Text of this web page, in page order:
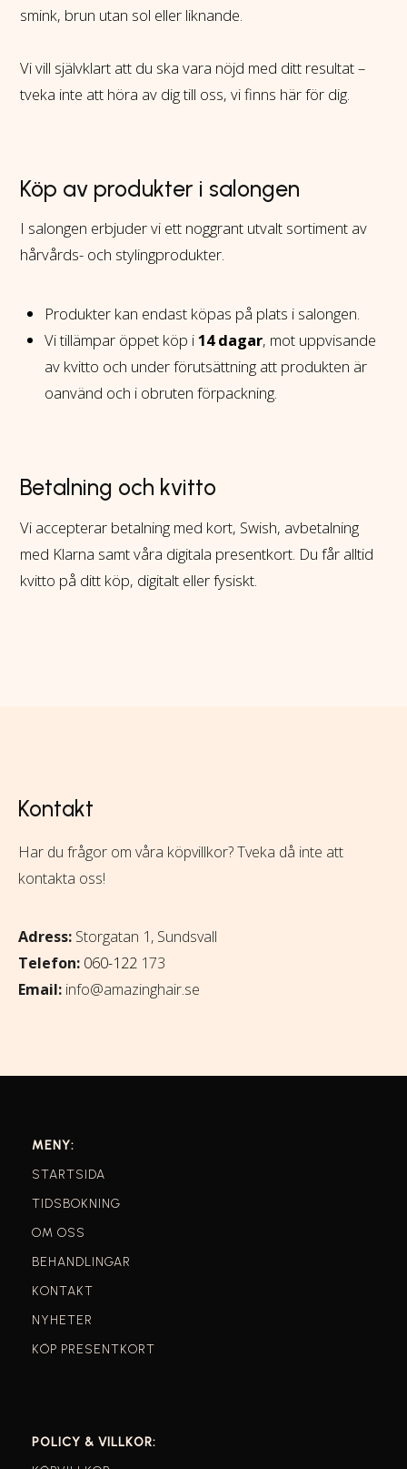
smink, brun utan sol eller liknande.
Vi vill självklart att du ska vara nöjd med ditt resultat –
tveka inte att höra av dig till oss, vi finns här för dig.
Köp av produkter i salongen
I salongen erbjuder vi ett noggrant utvalt sortiment av
hårvårds- och stylingprodukter.
Produkter kan endast köpas på plats i salongen.
Vi tillämpar öppet köp i14 dagar, mot uppvisande
av kvitto och under förutsättning att produkten är
oanvänd och i obruten förpackning.
Betalning och kvitto
Vi accepterar betalning med kort, Swish, avbetalning
med Klarna samt våra digitala presentkort. Du får alltid
kvitto på ditt köp, digitalt eller fysiskt.
Kontakt
Har du frågor om våra köpvillkor? Tveka då inte att
kontakta oss!
Adress: Storgatan 1, Sundsvall
Telefon: 060-122 173
Email: info@amazinghair.se
MENY:
STARTSIDA
TIDSBOKNING
OM OSS
BEHANDLINGAR
KONTAKT
NYHETER
KÖP PRESENTKORT
POLICY & VILLKOR: